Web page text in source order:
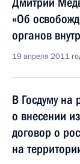
«Об
органов
19 апреля 2011
В Госдуму на
о внесении
договор о
на